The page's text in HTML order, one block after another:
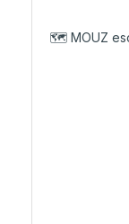
🗺️ MOUZ